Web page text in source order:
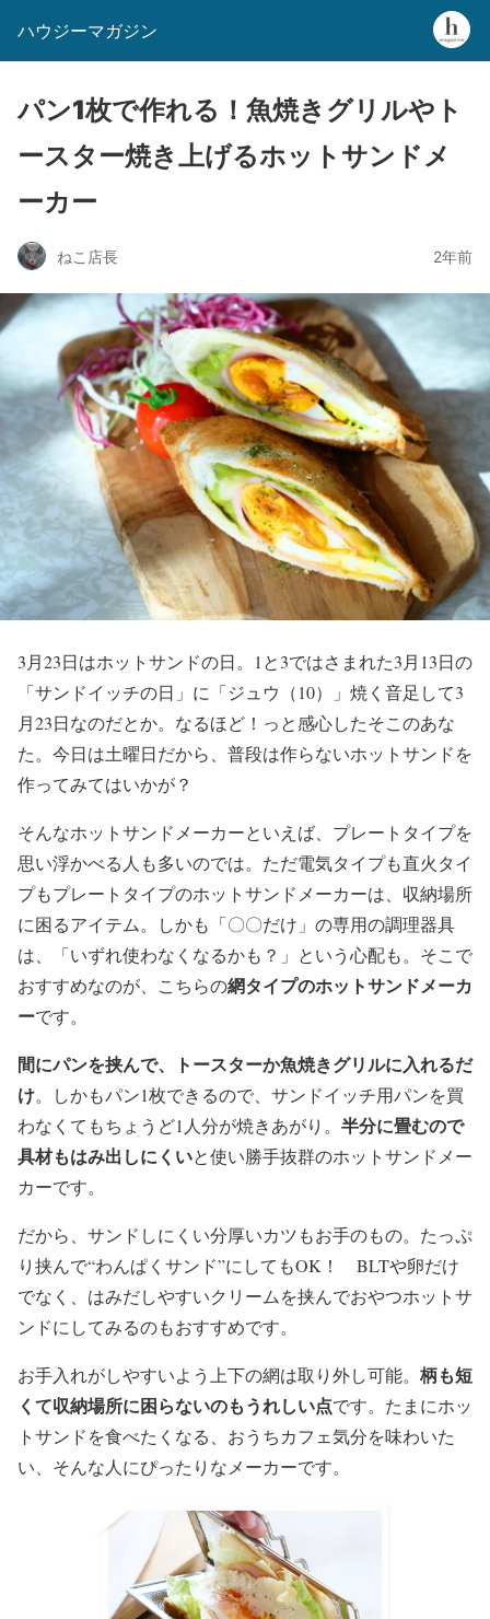
ハウジーマガジン
パン1枚で作れる！魚焼きグリルやト
ースター焼き上げるホットサンドメ
ーカー
ねこ店長 2年前
3月23日はホットサンドの日。1と3ではさまれた3月13日の
「サンドイッチの日」に「ジュウ（10）」焼く音足して3
月23日なのだとか。なるほど！っと感心したそこのあな
た。今日は土曜日だから、普段は作らないホットサンドを
作ってみてはいかが？
そんなホットサンドメーカーといえば、プレートタイプを
思い浮かべる人も多いのでは。ただ電気タイプも直火タイ
プもプレートタイプのホットサンドメーカーは、収納場所
に困るアイテム。しかも「〇〇だけ」の専用の調理器具
は、「いずれ使わなくなるかも？」という心配も。そこで
おすすめなのが、こちらの網タイプのホットサンドメーカ
ーです。
間にパンを挟んで、トースターか魚焼きグリルに入れるだ
け。しかもパン1枚できるので、サンドイッチ用パンを買
わなくてもちょうど1人分が焼きあがり。 半分に畳むので
具材もはみ出しにくいと使い勝手抜群のホットサンドメー
カーです。
だから、サンドしにくい分厚いカツもお手のもの。たっぷ
り挟んで“わんぱくサンド”にしてもOK！ BLTや卵だけ
でなく、はみだしやすいクリームを挟んでおやつホットサ
ンドにしてみるのもおすすめです。
お手入れがしやすいよう上下の網は取り外し可能。 柄も短
くて収納場所に困らないのもうれしい点です。たまにホッ
トサンドを食べたくなる、おうちカフェ気分を味わいた
い、そんな人にぴったりなメーカーです。